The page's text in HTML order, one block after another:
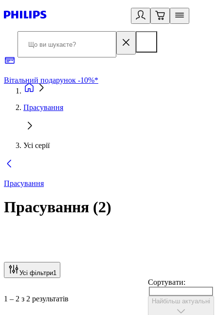
Вітальний подарунок -10%*
Прасування
Усі серії
Прасування
Прасування (2)
Усі фільтри1
1 – 2 з 2 результатів
Сортувати:
Найбільш актуальні